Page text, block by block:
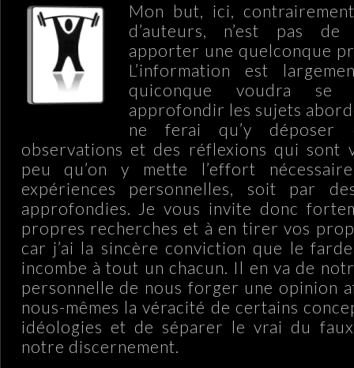
Mon but, ici,
d’auteurs, n’est pas de
apporter une quelconque
L’information est
quiconque voudra se
approfondir les sujets
ne ferai qu’y déposer
observations et des réflexions qui sont
peu qu’on y mette l’effort
expériences personnelles, soit par
approfondies. Je vous invite donc
propres recherches et à en tirer vos
car j’ai la sincère conviction que le
incombe à tout un chacun. Il en va de
personnelle de nous forger une opinion
nous-mêmes la véracité de certains
idéologies et de séparer le vrai du
notre discernement.